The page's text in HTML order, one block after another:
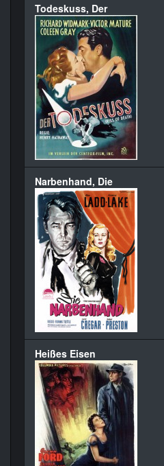
Todeskuss, Der
Narbenhand, Die
Heißes Eisen